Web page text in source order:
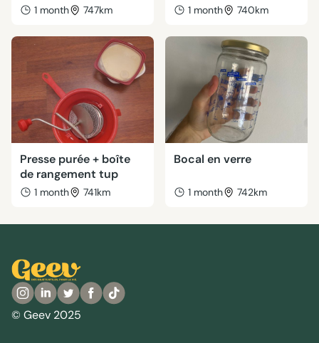
1 month 747km 1 month 740km
Presse purée + boîte
de rangement tup
1 month 741km
Bocal en verre
1 month 742km
© Geev 2025